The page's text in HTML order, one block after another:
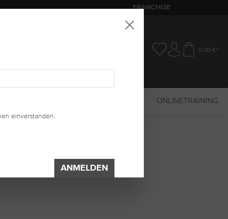
FRANCHISE
0,00 €*
ONLINETRAINING
einverstanden.
ANMELDEN